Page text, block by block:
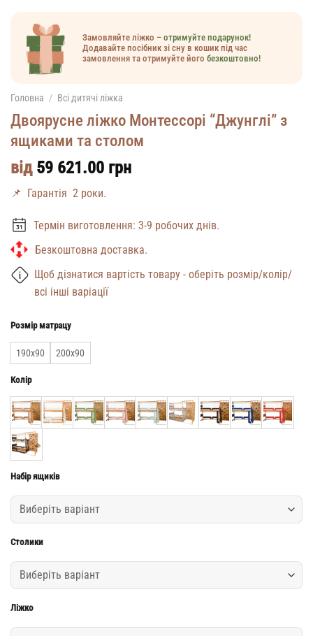
Замовляйте ліжко – отримуйте подарунок!
Додавайте посібник зі сну в кошик під час
замовлення та отримуйте його безкоштовно!
Головна / Всі дитячі ліжка
Двоярусне ліжко Монтессорі “Джунглі” з
ящиками та столом
від 59 621.00 грн
📌 Гарантія 2 роки.
Термін виготовлення: 3-9 робочих днів.
Безкоштовна доставка.
Щоб дізнатися вартість товару - оберіть розмір/колір/
всі інші варіації
Розмір матрацу
190х90 200х90
Колір
Набір ящиків
Столики
Ліжко